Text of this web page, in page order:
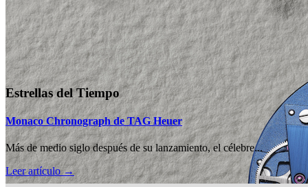
Estrellas del Tiempo
Monaco Chronograph de TAG Heuer
Más de medio siglo después de su lanzamiento, el célebre...
Leer artículo →